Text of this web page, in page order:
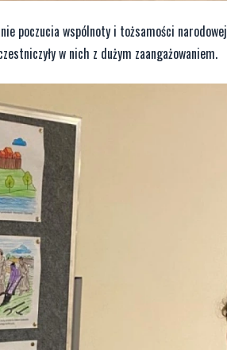
poczucia wspólnoty i tożsamości
w nich z dużym zaangażowaniem.